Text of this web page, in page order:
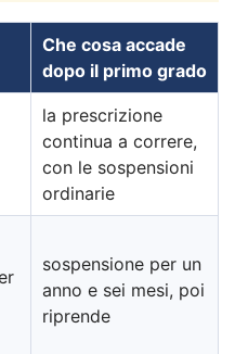
Che cosa accade
dopo il primo grado
la prescrizione
continua a correre,
con le sospensioni
ordinarie
sospensione per un
anno e sei mesi, poi
riprende